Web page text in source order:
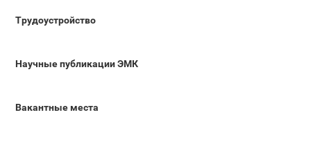
Трудоустройство
Научные публикации ЭМК
Вакантные места